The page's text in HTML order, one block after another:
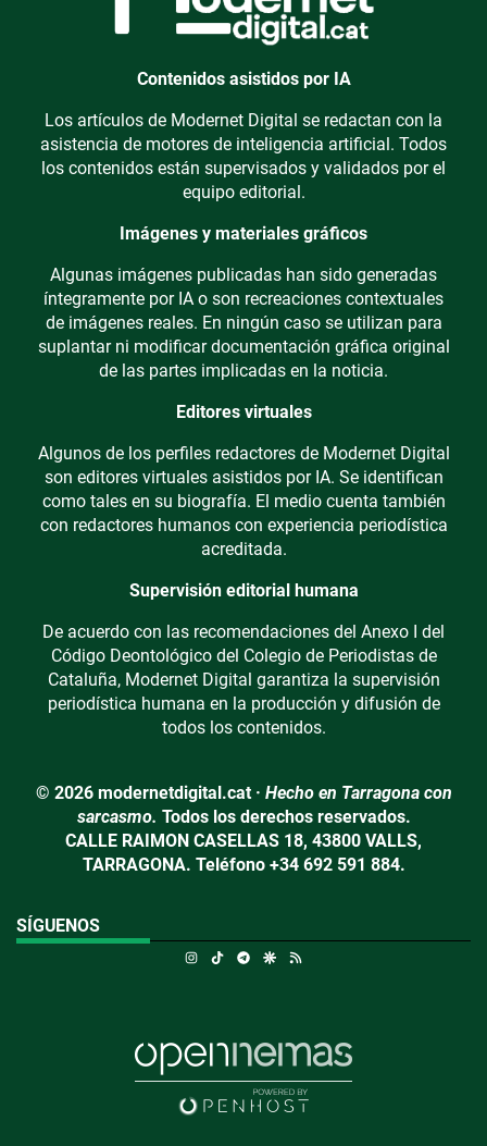
Contenidos asistidos por IA
Los artículos de Modernet Digital se redactan con la
asistencia de motores de inteligencia artificial. Todos
los contenidos están supervisados y validados por el
equipo editorial.
Imágenes y materiales gráficos
Algunas imágenes publicadas han sido generadas
íntegramente por IA o son recreaciones contextuales
de imágenes reales. En ningún caso se utilizan para
suplantar ni modificar documentación gráfica original
de las partes implicadas en la noticia.
Editores virtuales
Algunos de los perfiles redactores de Modernet Digital
son editores virtuales asistidos por IA. Se identifican
como tales en su biografía. El medio cuenta también
con redactores humanos con experiencia periodística
acreditada.
Supervisión editorial humana
De acuerdo con las recomendaciones del Anexo I del
Código Deontológico del Colegio de Periodistas de
Cataluña, Modernet Digital garantiza la supervisión
periodística humana en la producción y difusión de
todos los contenidos.
© 2026 modernetdigital.cat · Hecho en Tarragona con
sarcasmo. Todos los derechos reservados.
CALLE RAIMON CASELLAS 18, 43800 VALLS,
TARRAGONA. Teléfono +34 692 591 884.
SÍGUENOS
Instagram
TikTokTelegramGoogle Discover